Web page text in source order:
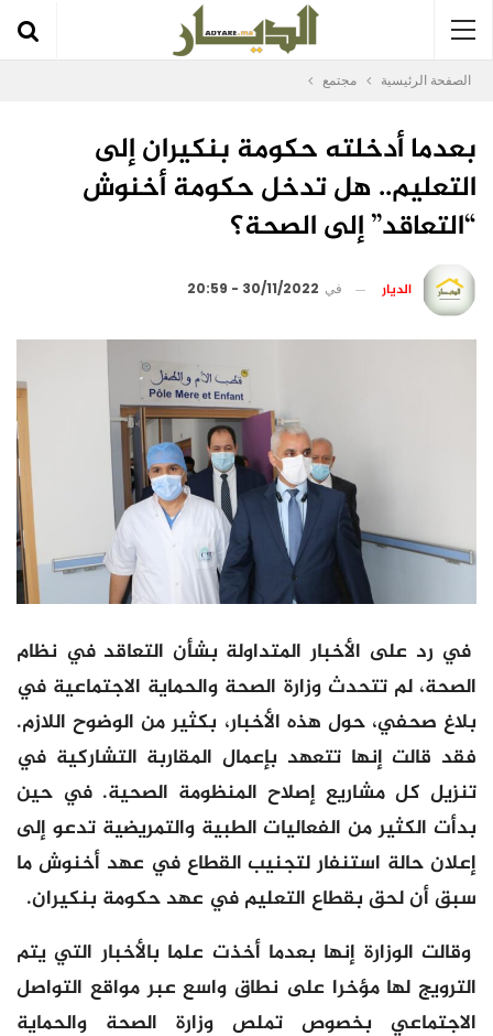
الصفحة الرئيسية مجتمع
بعدما أدخلته حكومة بنكيران إلى
التعليم.. هل تدخل حكومة أخنوش
“التعاقد” إلى الصحة؟
الديار في 30/11/2022 - 20:59
في رد على الأخبار المتداولة بشأن التعاقد في نظام
الصحة، لم تتحدث وزارة الصحة والحماية الاجتماعية في
بلاغ صحفي، حول هذه الأخبار، بكثير من الوضوح اللازم.
فقد قالت إنها تتعهد بإعمال المقاربة التشاركية في
تنزيل كل مشاريع إصلاح المنظومة الصحية. في حين
بدأت الكثير من الفعاليات الطبية والتمريضية تدعو إلى
إعلان حالة استنفار لتجنيب القطاع في عهد أخنوش ما
سبق أن لحق بقطاع التعليم في عهد حكومة بنكيران.
وقالت الوزارة إنها بعدما أخذت علما بالأخبار التي يتم
الترويج لها مؤخرا على نطاق واسع عبر مواقع التواصل
الاجتماعي بخصوص تملص وزارة الصحة والحماية